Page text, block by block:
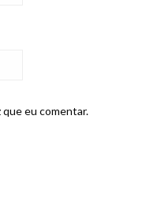
que eu comentar.